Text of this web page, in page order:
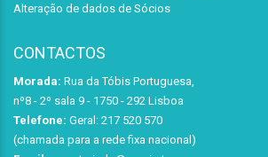
Alteração de dados de Sócios
CONTACTOS
Morada: Rua da Tóbis Portuguesa,
nº8 - 2º sala 9 - 1750 - 292 Lisboa
Telefone: Geral: 217 520 570
(chamada para a rede fixa nacional)